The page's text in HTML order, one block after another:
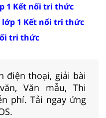
1 Kết nối tri thức
lớp 1 Kết nối tri thức
tri thức
điện thoại, giải bài
Văn mẫu, Thi
phí. Tải ngay ứng